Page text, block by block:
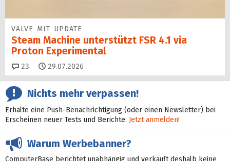
VALVE MIT UPDATE
Steam Machine unterstützt FSR 4.1 via
Proton Experimental
23 Kommentare
29.07.2026
Nichts mehr verpassen!
Erhalte eine Push-Benachrichtigung (oder einen Newsletter) bei
Erscheinen neuer Tests und Berichte: Jetzt anmelden!
Warum Werbebanner?
ComputerBase berichtet unabhängig und verkauft deshalb keine